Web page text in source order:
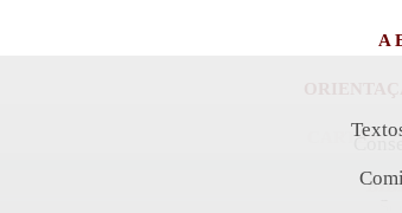
A
CARTÉIS